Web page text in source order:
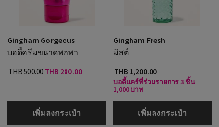
Gingham Gorgeous
บอดี้ครีมขนาดพกพา
THB 500.00 THB 280.00
เพิ่มลงกระเป๋า
Gingham Fresh
มิสต์
THB 1,200.00
บอดี้แคร์ที่ร่วมรายการ 3 ชิ้น
1,000 บาท
เพิ่มลงกระเป๋า